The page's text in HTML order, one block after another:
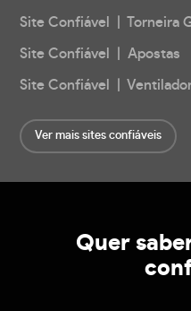
Site Confiável | Torneira
Site Confiável | Apostas
Site Confiável |
Ver mais sites confiáveis
Quer